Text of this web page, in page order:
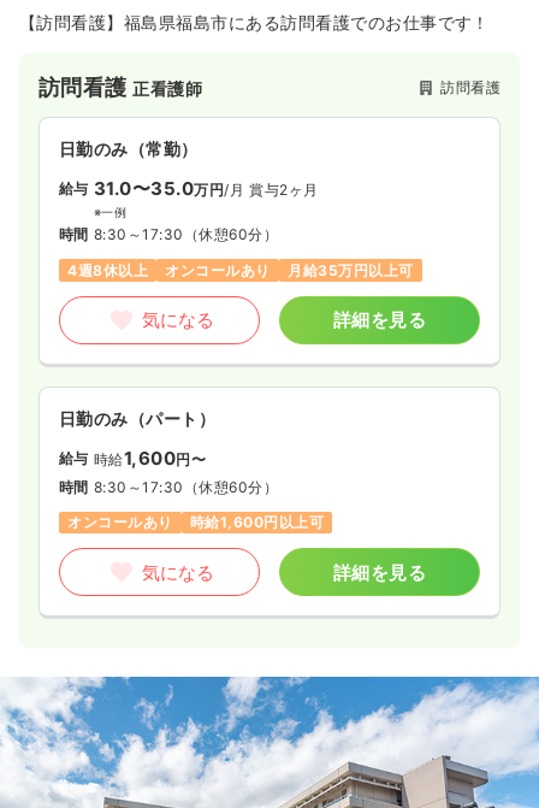
【訪問看護】福島県福島市にある訪問看護でのお仕事です！
訪問看護正看護師 訪問看護
日勤のみ（常勤）
給与 31.0〜35.0万円/月 賞与2ヶ月
※一例
時間 8:30～17:30 （休憩60分）
4週8休以上
オンコールあり 月給35万円以上可
気になる 詳細を見る
日勤のみ（パート）
給与 時給1,600円〜
時間 8:30～17:30 （休憩60分）
オンコールあり
時給1,600円以上可
気になる 詳細を見る